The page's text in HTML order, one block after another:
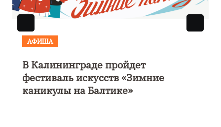
АФИША
В Калининграде пройдет
фестиваль искусств «Зимние
каникулы на Балтике»